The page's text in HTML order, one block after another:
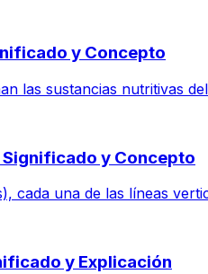
y Concepto
las sustancias nutritivas
y Concepto
cada una de las líneas
y Explicación